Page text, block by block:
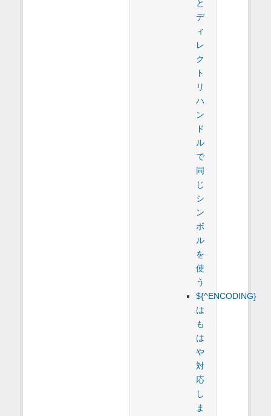
と
デ
ィ
レ
ク
ト
リ
ハ
ン
ド
ル
で
同
じ
シ
ン
ボ
ル
を
使
う
${^ENCODING}
は
も
は
や
対
応
し
ま